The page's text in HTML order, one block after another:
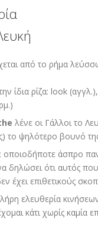
από το ρήμα
ίδια ρίζα: look
λένε οι Γάλλοι το
το ψηλότερο βουνό
: οποιοδήποτε άσπρο
δηλώσει ότι αυτός
έχει επιθετικούς
ελευθερία
κάτι χωρίς καμία